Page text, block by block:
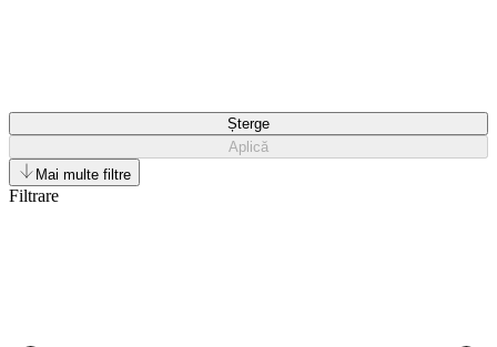
Șterge
Aplică
Mai multe filtre
Filtrare